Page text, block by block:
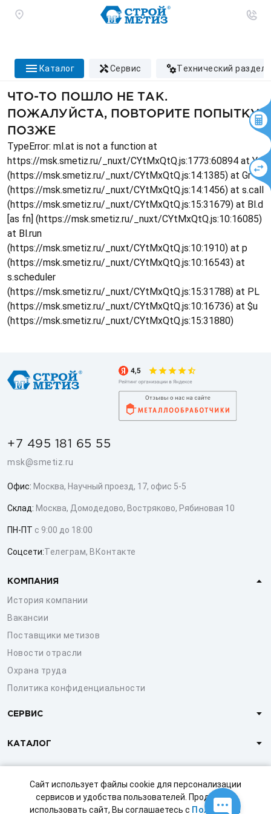
Сайт использует файлы cookie для персонализации
сервисов и удобства пользователей. Продолжая
использовать сайт, Вы соглашаетесь с Политикой
каталог сервис технический раздел
ЧТО-ТО ПОШЛО НЕ ТАК.
ПОЖАЛУЙСТА, ПОВТОРИТЕ ПОПЫТКУ
ПОЗЖЕ
TypeError: ml.at is not a function at
https://msk.smetiz.ru/_nuxt/CYtMxQtQ.js:1773:60894 at Ys
(https://msk.smetiz.ru/_nuxt/CYtMxQtQ.js:14:1385) at Gr
(https://msk.smetiz.ru/_nuxt/CYtMxQtQ.js:14:1456) at s.call
(https://msk.smetiz.ru/_nuxt/CYtMxQtQ.js:15:31679) at Bl.d
[as fn] (https://msk.smetiz.ru/_nuxt/CYtMxQtQ.js:10:16085)
at Bl.run
(https://msk.smetiz.ru/_nuxt/CYtMxQtQ.js:10:1910) at p
(https://msk.smetiz.ru/_nuxt/CYtMxQtQ.js:10:16543) at
s.scheduler
(https://msk.smetiz.ru/_nuxt/CYtMxQtQ.js:15:31788) at PL
(https://msk.smetiz.ru/_nuxt/CYtMxQtQ.js:10:16736) at $u
(https://msk.smetiz.ru/_nuxt/CYtMxQtQ.js:15:31880)
+7 495 181 65 55
msk@smetiz.ru
Офис: Москва, Научный проезд, 17, офис 5-5
Склад: Москва, Домодедово, Востряково, Рябиновая 10
ПН-ПТ с 9:00 до 18:00
Соцсети:Телеграм, ВКонтакте
КОМПАНИЯ
История компании
Вакансии
Поставщики метизов
Новости отрасли
Охрана труда
Политика конфиденциальности
СЕРВИС
КАТАЛОГ